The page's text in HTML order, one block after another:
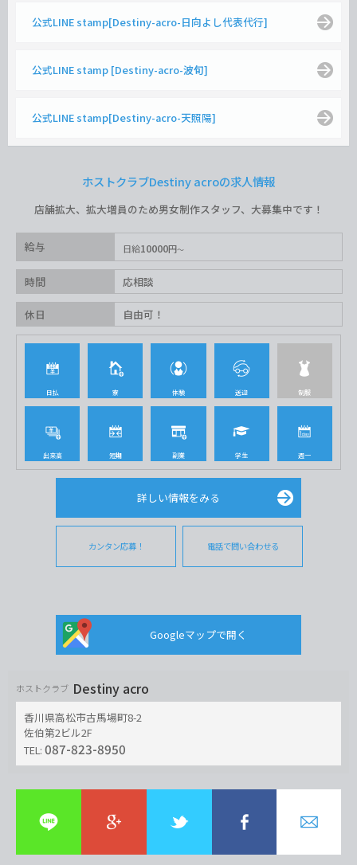
公式LINE stamp[Destiny-acro-日向よし代表代行]
公式LINE stamp [Destiny-acro-波旬]
公式LINE stamp[Destiny-acro-天照陽]
ホストクラブDestiny acroの求人情報
店舗拡大、拡大増員のため男女制作スタッフ、大募集中です！
給与 日給10000円
時間 応相談
休日 自由可！
日払 寮 体験 送迎 制服
出来高 短期 副業 学生 週一
詳しい情報をみる
カンタン応募！ 電話で問い合わせる
Googleマップで開く
ホストクラブ Destiny acro
香川県高松市古馬場町8-2
佐伯第2ビル2F
TEL: 087-823-8950